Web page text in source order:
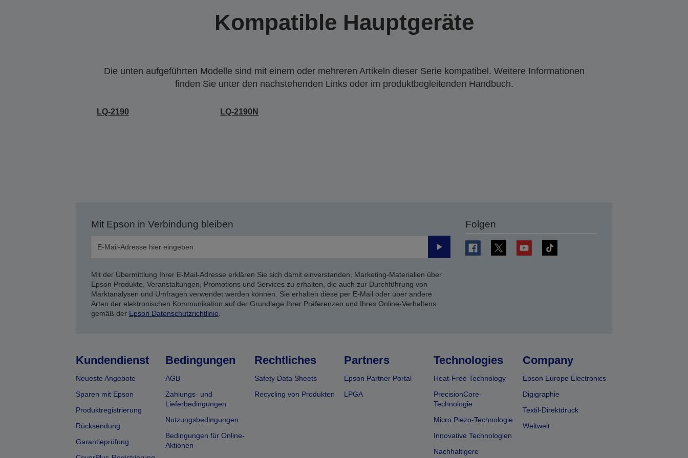
Kompatible Hauptgeräte
Die unten aufgeführten Modelle sind mit einem oder mehreren Artikeln dieser Serie kompatibel. Weitere Informationen
finden Sie unter den nachstehenden Links oder im produktbegleitenden Handbuch.
LQ-2190 LQ-2190N
Mit Epson in Verbindung bleiben
Senden
Mit der Übermittlung Ihrer E-Mail-Adresse erklären Sie sich damit einverstanden, Marketing-Materialien über
Epson Produkte, Veranstaltungen, Promotions und Services zu erhalten, die auch zur Durchführung von
Marktanalysen und Umfragen verwendet werden können. Sie erhalten diese per E-Mail oder über andere
Arten der elektronischen Kommunikation auf der Grundlage Ihrer Präferenzen und Ihres Online-Verhaltens
gemäß der Epson Datenschutzrichtlinie
Folgen
Kundendienst
Neueste Angebote
Sparen mit Epson
Produktregistrierung
Rücksendung
Garantieprüfung
Bedingungen
AGB
Zahlungs- und
Lieferbedingungen
Nutzungsbedingungen
Bedingungen für Online-
Aktionen
Rechtliches
Safety Data Sheets
Recycling von Produkten
Partners
Epson Partner Portal
LPGA
Technologies
Heat-Free Technology
PrecisionCore-
Technologie
Micro Piezo-Technologie
Innovative Technologien
Nachhaltigere
Company
Epson Europe Electronics
Digigraphie
Textil-Direktdruck
Weltweit